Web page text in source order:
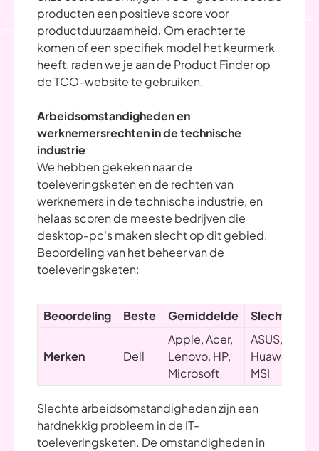
producten een positieve score voor
productduurzaamheid. Om erachter te
komen of een specifiek model het keurmerk
heeft, raden we je aan de Product Finder op
deTCO-websitete gebruiken.
Arbeidsomstandigheden en
werknemersrechten in de technische
industrie
We hebben gekeken naar de
toeleveringsketen en de rechten van
werknemers in de technische industrie, en
helaas scoren de meeste bedrijven die
desktop-pc's maken slecht op dit gebied.
Beoordeling van het beheer van de
toeleveringsketen:
Beoordeling Beste Gemiddelde Slechtste
Merken Dell
Apple, Acer,
Lenovo, HP,
Microsoft
ASUS,
Huawei,
MSI
Slechte arbeidsomstandigheden zijn een
hardnekkig probleem in de IT-
toeleveringsketen. De omstandigheden in